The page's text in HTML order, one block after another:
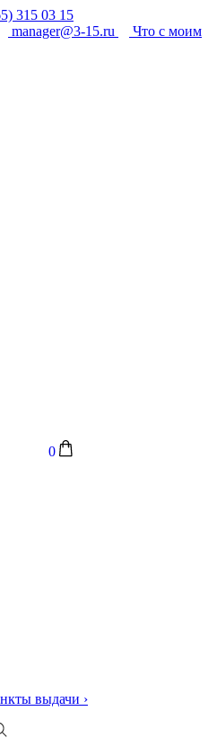
315 03 15
manager@3-15.ru
Что с моим
0
выдачи ›